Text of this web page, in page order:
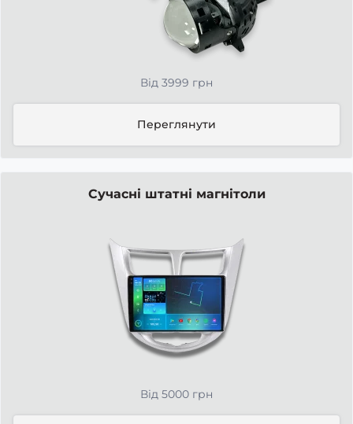
Від 3999 грн
Переглянути
Сучасні штатні магнітоли
Від 5000 грн